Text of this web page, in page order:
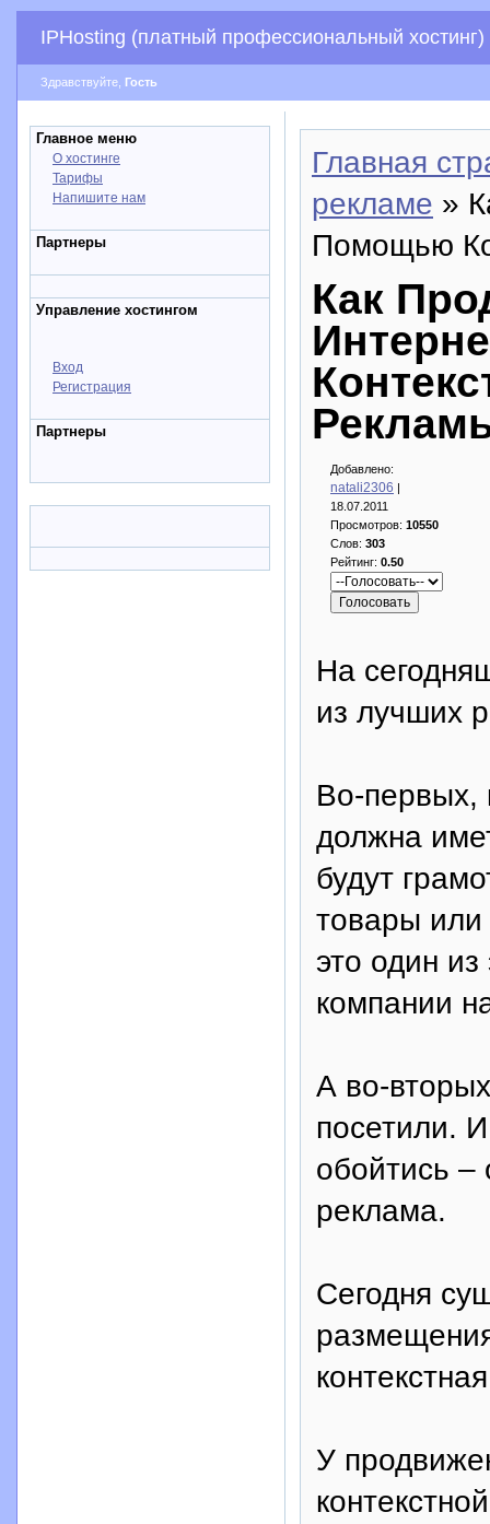
IPHosting (платный профессиональный хостинг)
Здравствуйте, Гость
Главное меню
О хостинге
Тарифы
Напишите нам
Партнеры
Управление хостингом
Вход
Регистрация
Партнеры
Главная
рекламе »
Помощью
Как
Добавлено:
natali2306 |
18.07.2011
Просмотров: 10550
Слов: 303
Рейтинг: 0.50
На
из лучших
Во-первых,
должна
будут
товары или
это один
компании
А во-
посетили.
обойтись –
реклама.
Сегодня
У